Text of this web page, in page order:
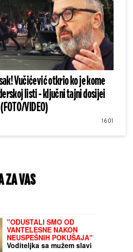
Vučićević otkrio ko je kome
listi - ključni tajni dosijei
(FOTO/VIDEO)
16:01
ZA VAS